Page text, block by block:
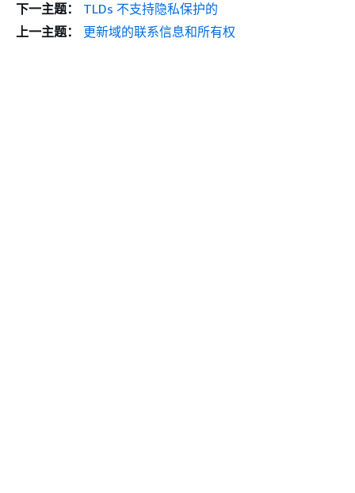
下一主题：
TLDs 不支持隐私保护的
上一主题：
更新域的联系信息和所有权